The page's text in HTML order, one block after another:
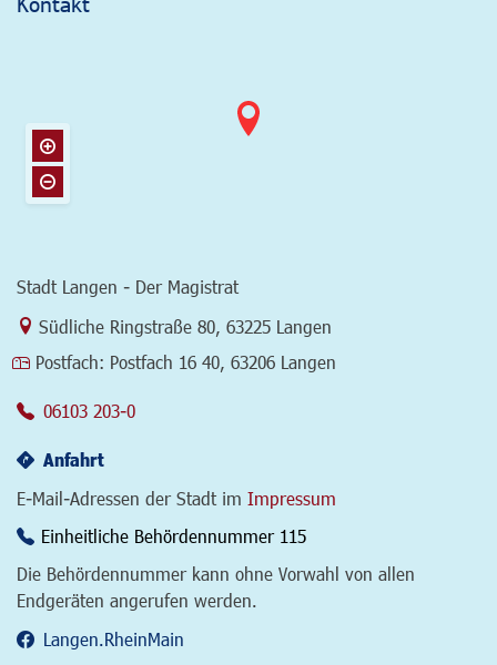
Stadt Langen - Der Magistrat
Link zur Google-Maps Navigation
Südliche Ringstraße 80, 63225 Langen
Postfach: Postfach 16 40, 63206 Langen
06103 203-0
Anfahrt
E-Mail-Adressen der Stadt im Impressum
Einheitliche Behördennummer 115
Die Behördennummer kann ohne Vorwahl von allen
Endgeräten angerufen werden.
Langen.RheinMain